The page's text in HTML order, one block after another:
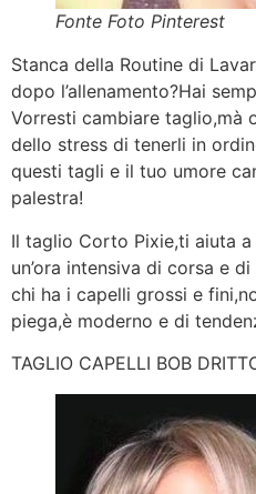
Fonte Foto Pinterest
Stanca della Routine di
dopo l’allenamento?Hai
Vorresti cambiare taglio,mà
dello stress di tenerli in
questi tagli e il tuo umore
palestra!
Il taglio Corto Pixie,ti aiuta
un’ora intensiva di corsa e
chi ha i capelli grossi e
piega,è moderno e di
TAGLIO CAPELLI BOB